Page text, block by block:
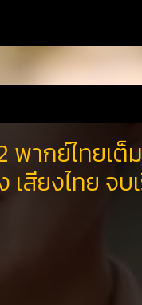
ากย์ไทยเต็
เสียงไทย จบ